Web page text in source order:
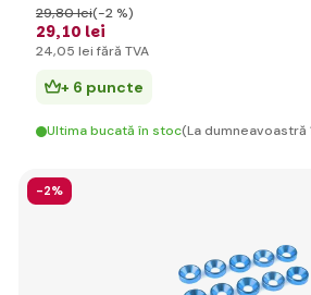
29,10 lei
29,80 lei(-2 %)
24,05 lei fără TVA
+ 6 puncte
Ultima bucată în stoc(La dumneavoastră
-2%